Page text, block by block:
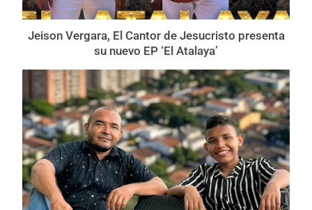
Jeison Vergara, El Cantor de Jesucristo presenta
su nuevo EP ‘El Atalaya’